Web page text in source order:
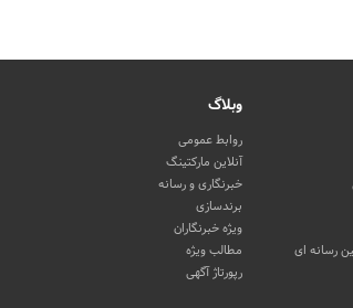
رسانه ای
وبلاگ
روابط عمومی
آنلاین مارکتینگ
خبرنگاری و رسانه
برندسازی
ویژه خبرنگاران
مطالب ویژه
رپورتاژ آگهی